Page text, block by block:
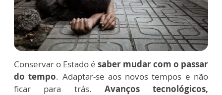
Conservar o Estado é saber mudar com o passar
do tempo. Adaptar-se aos novos tempos e não
ficar para trás. Avanços tecnológicos,